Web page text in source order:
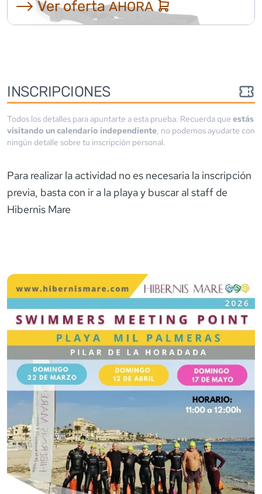
⟶ Ver ofertaAHORA
INSCRIPCIONES
Todos los detalles para apuntarte a esta prueba. Recuerda que estás
visitando un calendario independiente, no podemos ayudarte con
ningún detalle sobre tu inscripción personal.
Para realizar la actividad no es necesaria la inscripción
previa, basta con ir a la playa y buscar al staff de
Hibernis Mare